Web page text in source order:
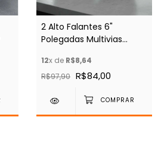
2 Alto Falantes 6"
Polegadas Multivias
12x de R$8,64
R$97,90 R$84,00